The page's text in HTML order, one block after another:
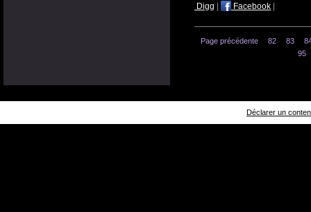
Digg
Facebook
Page précédente 82 83
95
Déclarer un